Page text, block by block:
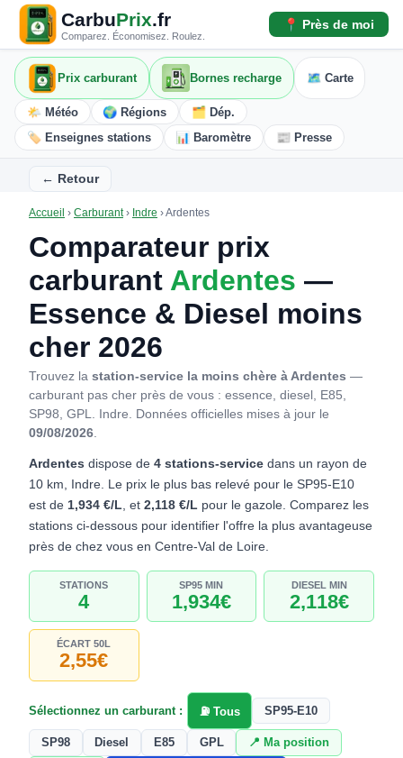
CarbuPrix.fr
Comparez. Économisez. Roulez.
📍 Près de moi
Prix carburant Bornes recharge 🗺️ Carte
🌤️ Météo 🌍 Régions
🗂️ Dép.
🏷️ Enseignes stations
📊 Baromètre 📰 Presse
← Retour
Accueil › Carburant› Indre ›Ardentes
Comparateur prix
carburant Ardentes —
Essence & Diesel moins
cher 2026
Trouvez la station-service la moins chère à Ardentes —
carburant pas cher près de vous : essence, diesel, E85,
SP98, GPL. Indre. Données officielles mises à jour le
09/08/2026.
Ardentes dispose de 4 stations-service dans un rayon de
10 km, Indre. Le prix le plus bas relevé pour le SP95-E10
est de 1,934 €/L, et 2,118 €/L pour le gazole. Comparez les
stations ci-dessous pour identifier l'offre la plus avantageuse
près de chez vous en Centre-Val de Loire.
STATIONS
4
SP95 MIN
1,934€
DIESEL MIN
2,118€
ÉCART 50L
2,55€
Sélectionnez un carburant : ⛽ Tous SP95-E10
SP98 Diesel E85 GPL 📍 Ma position